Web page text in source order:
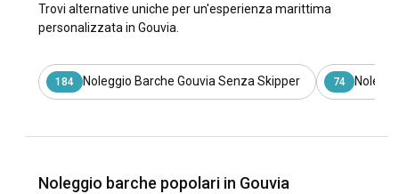
Trovi alternative uniche per un'esperienza marittima
personalizzata in Gouvia.
184 Noleggio Barche Gouvia Senza Skipper 74
Noleggio barche popolari in Gouvia